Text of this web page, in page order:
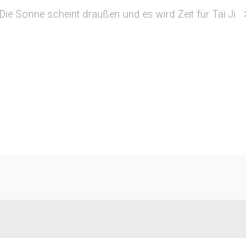
Die Sonne scheint draußen und es wird Zeit für Tai Ji